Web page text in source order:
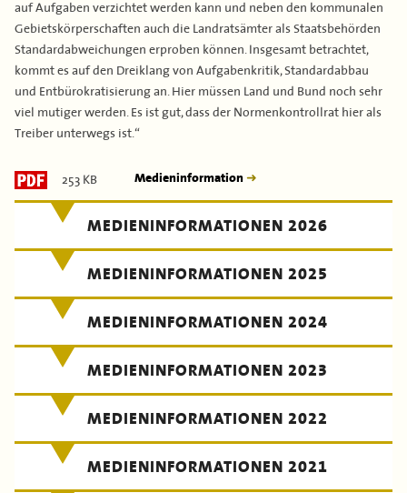
auf Aufgaben verzichtet werden kann und neben den kommunalen
Gebietskörperschaften auch die Landratsämter als Staatsbehörden
Standardabweichungen erproben können. Insgesamt betrachtet,
kommt es auf den Dreiklang von Aufgabenkritik, Standardabbau
und Entbürokratisierung an. Hier müssen Land und Bund noch sehr
viel mutiger werden. Es ist gut, dass der Normenkontrollrat hier als
Treiber unterwegs ist.“
253 KB Medieninformation
MEDIENINFORMATIONEN 2026
MEDIENINFORMATIONEN 2025
MEDIENINFORMATIONEN 2024
MEDIENINFORMATIONEN 2023
MEDIENINFORMATIONEN 2022
MEDIENINFORMATIONEN 2021